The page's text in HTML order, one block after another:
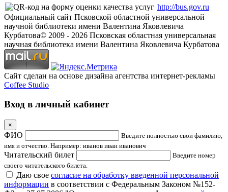
http://bus.gov.ru
Официальный сайт Псковской областной универсальной
научной библиотеки имени Валентина Яковлевича
Курбатова© 2009 - 2026 Псковская областная универсальная
научная библиотека имени Валентина Яковлевича Курбатова
Сайт сделан на основе дизайна агентства интернет-рекламы
Coffee Studio
Вход в личный кабинет
×
ФИО
Введите полностью свои фамилию,
имя и отчество. Например: иванов иван иванович
Читательский билет
Введите номер
своего читательского билета.
Даю свое согласие на обработку введенной персональной
информации в соответствии с Федеральным Законом №152-